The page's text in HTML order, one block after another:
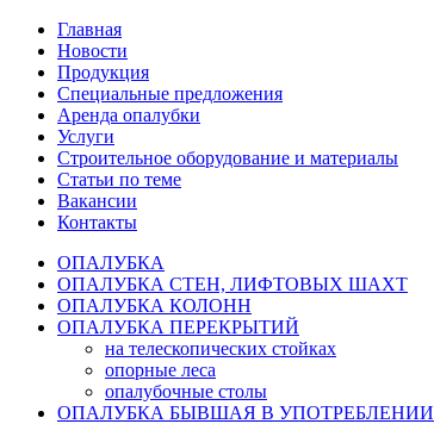
Главная
Новости
Продукция
Специальные предложения
Аренда опалубки
Услуги
Строительное оборудование и материалы
Статьи по теме
Вакансии
Контакты
ОПАЛУБКА
ОПАЛУБКА СТЕН, ЛИФТОВЫХ ШАХТ
ОПАЛУБКА КОЛОНН
ОПАЛУБКА ПЕРЕКРЫТИЙ
на телескопических стойках
опорные леса
опалубочные столы
ОПАЛУБКА БЫВШАЯ В УПОТРЕБЛЕНИИ